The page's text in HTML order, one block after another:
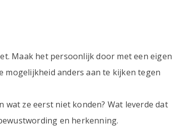
Maak het persoonlijk door met een eigen
mogelijkheid anders aan te kijken tegen
ze eerst niet konden? Wat leverde dat
en herkenning.